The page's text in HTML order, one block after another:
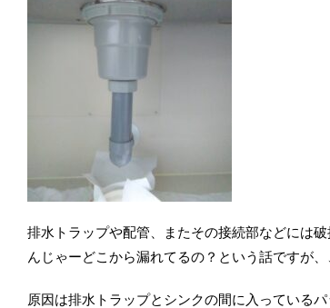
排水トラップや配管、またその接続部などには破
んじゃーどこから漏れてるの？という話ですが、
原因は排水トラップとシンクの間に入っている